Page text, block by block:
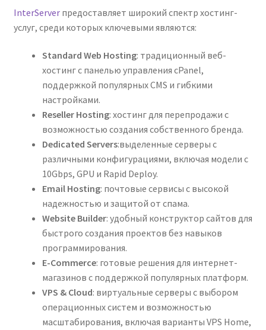
InterServerпредоставляет широкий спектр хостинг-
услуг, среди которых ключевыми являются:
Standard Web Hosting: традиционный веб-
хостинг с панелью управления cPanel,
поддержкой популярных CMS и гибкими
настройками.
Reseller Hosting: хостинг для перепродажи с
возможностью создания собственного бренда.
Dedicated Servers:выделенные серверы с
различными конфигурациями, включая модели с
10Gbps, GPU и Rapid Deploy.
Email Hosting: почтовые сервисы с высокой
надежностью и защитой от спама.
Website Builder: удобный конструктор сайтов для
быстрого создания проектов без навыков
программирования.
E-Commerce: готовые решения для интернет-
магазинов с поддержкой популярных платформ.
VPS & Cloud: виртуальные серверы с выбором
операционных систем и возможностью
масштабирования, включая варианты VPS Home,